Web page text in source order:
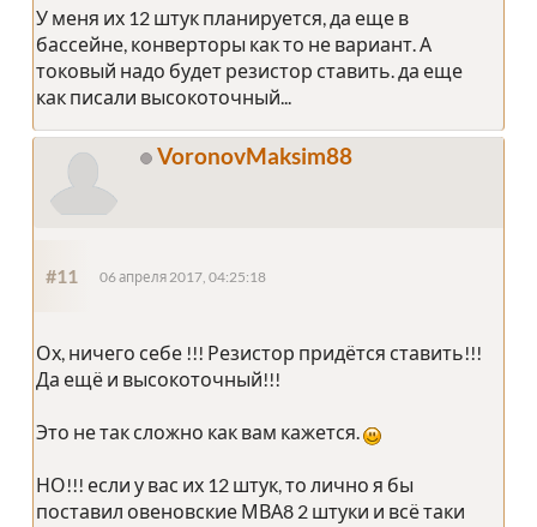
У меня их 12 штук планируется, да еще в
бассейне, конверторы как то не вариант. А
токовый надо будет резистор ставить. да еще
как писали высокоточный...
VoronovMaksim88
#11 06 апреля 2017, 04:25:18
Ох, ничего себе !!! Резистор придётся ставить!!!
Да ещё и высокоточный!!!
Это не так сложно как вам кажется.
НО!!! если у вас их 12 штук, то лично я бы
поставил овеновские МВА8 2 штуки и всё таки